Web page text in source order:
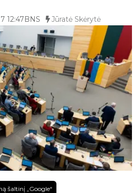
12:47BNS Jūratė Skėrytė
šaltinį „Google“